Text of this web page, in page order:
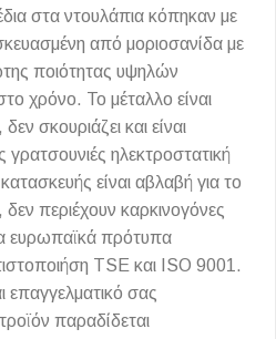
στα ντουλάπια κόπηκαν με
από μοριοσανίδα με
ποιότητας υψηλών
χρόνο. Το μέταλλο είναι
σκουριάζει και είναι
γρατσουνιές ηλεκτροστατική
είναι αβλαβή για το
δεν περιέχουν καρκινογόνες
ευρωπαϊκά πρότυπα
TSE και ISO 9001.
επαγγελματικό σας
παραδίδεται